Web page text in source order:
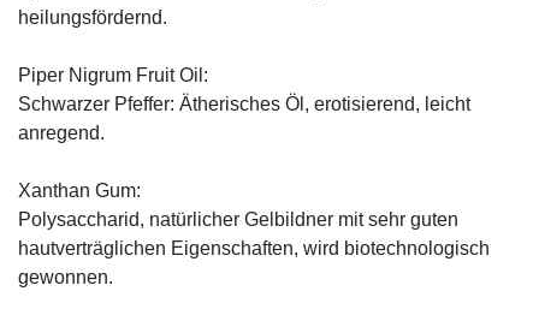
heilungsfördernd.
Piper Nigrum Fruit Oil:
Schwarzer Pfeffer: Ätherisches Öl, erotisierend, leicht
anregend.
Xanthan Gum:
Polysaccharid, natürlicher Gelbildner mit sehr guten
hautverträglichen Eigenschaften, wird biotechnologisch
gewonnen.